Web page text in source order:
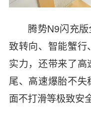
腾势N9闪充
致转向、智能蟹
实力，还带来了
尾、高速爆胎不
面不打滑等极致安